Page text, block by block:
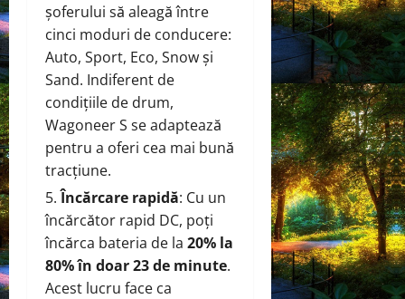
șoferului să aleagă între
cinci moduri de conducere:
Auto, Sport, Eco, Snow și
Sand. Indiferent de
condițiile de drum,
Wagoneer S se adaptează
pentru a oferi cea mai bună
tracțiune.
Încărcare rapidă: Cu un
încărcător rapid DC, poți
încărca bateria de la 20% la
80% în doar 23 de minute.
Acest lucru face ca